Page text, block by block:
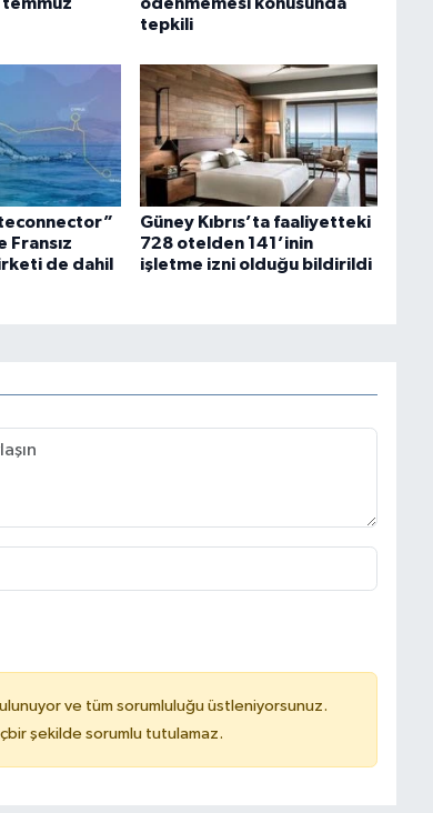
temmuz
ödenmemesi konusunda
tepkili
Fransız
de dahil
Güney Kıbrıs’ta faaliyetteki
728 otelden 141’inin
işletme izni olduğu bildirildi
ve tüm sorumluluğu üstleniyorsunuz.
şekilde sorumlu tutulamaz.